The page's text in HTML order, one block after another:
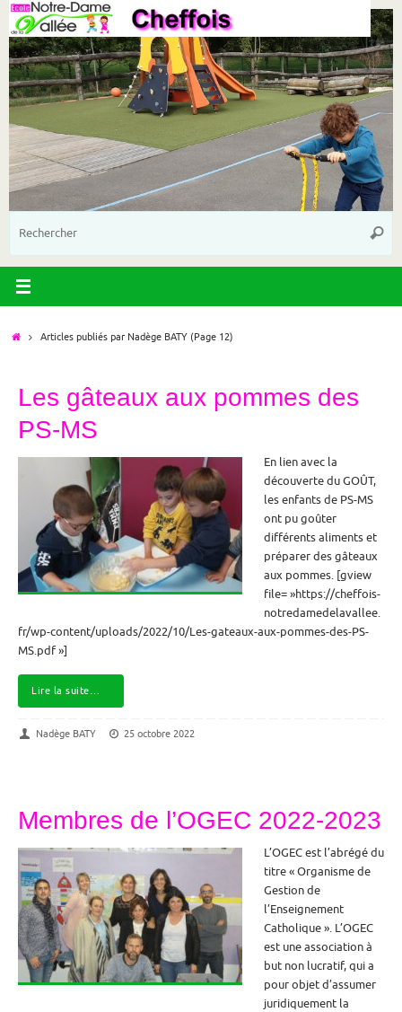
Passer
contenu
AccueilArticles publiés par Nadège BATY(Page 12)
Les gâteaux aux pommes des
PS-MS
En lien avec la
découverte du GOÛT,
les enfants de PS-MS
ont pu goûter
différents aliments et
préparer des gâteaux
aux pommes. [gview
file= »https://cheffois-
notredamedelavallee.
fr/wp-content/uploads/2022/10/Les-gateaux-aux-pommes-des-PS-
MS.pdf »]
Lire la suite…
Nadège BATY 25 octobre 2022
Membres de l’OGEC 2022-2023
L’OGEC est l’abrégé du
titre « Organisme de
Gestion de
l’Enseignement
Catholique ». L’OGEC
est une association à
but non lucratif, qui a
pour objet d’assumer
juridiquement la